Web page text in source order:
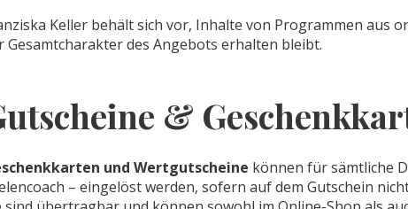
Keller behält sich vor, Inhalte von Programmen aus
Gesamtcharakter des Angebots erhalten bleibt.
&
und Wertgutscheine können für sämtliche
– eingelöst werden, sofern auf dem Gutschein